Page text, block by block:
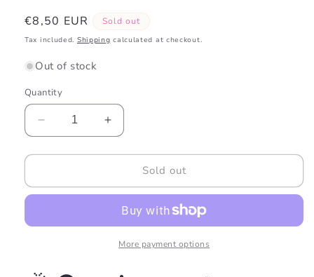
Regular
price
€8,50 EUR Sold out
Tax included. Shipping calculated at checkout.
Out of stock
Quantity
Decrease
quantity
for
ALICANTE
Increase
quantity
for
ALICANTE
Sold out
More payment options